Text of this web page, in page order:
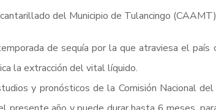
del Municipio de Tulancingo
de sequía por la que atraviesa el país
la extracción del vital líquido.
y pronósticos de la Comisión Nacional